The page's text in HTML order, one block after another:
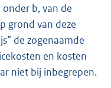
b, van de
grond van deze
de zogenaamde
en kosten
niet bij inbegrepen.